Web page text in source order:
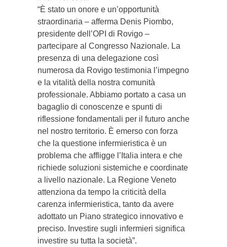
“È stato un onore e un’opportunità
straordinaria – afferma Denis Piombo,
presidente dell’OPI di Rovigo –
partecipare al Congresso Nazionale. La
presenza di una delegazione così
numerosa da Rovigo testimonia l’impegno
e la vitalità della nostra comunità
professionale. Abbiamo portato a casa un
bagaglio di conoscenze e spunti di
riflessione fondamentali per il futuro anche
nel nostro territorio. È emerso con forza
che la questione infermieristica è un
problema che affligge l’Italia intera e che
richiede soluzioni sistemiche e coordinate
a livello nazionale. La Regione Veneto
attenziona da tempo la criticità della
carenza infermieristica, tanto da avere
adottato un Piano strategico innovativo e
preciso. Investire sugli infermieri significa
investire su tutta la società”.